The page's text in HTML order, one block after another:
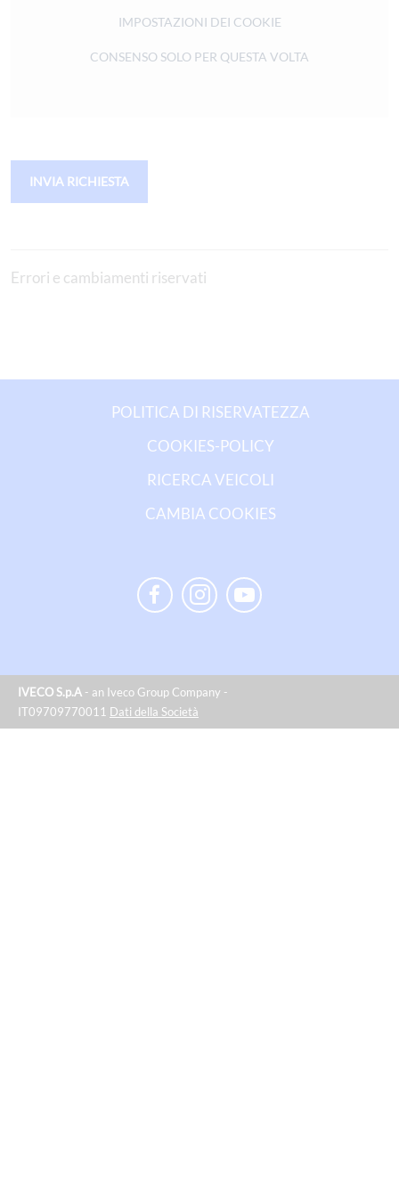
IMPOSTAZIONI DEI COOKIE
CONSENSO SOLO PER QUESTA VOLTA
INVIA RICHIESTA
Errori e cambiamenti riservati
POLITICA DI RISERVATEZZA
COOKIES-POLICY
RICERCA VEICOLI
CAMBIA COOKIES
IVECO S.p.A - an Iveco Group Company -
IT09709770011 Dati della Società